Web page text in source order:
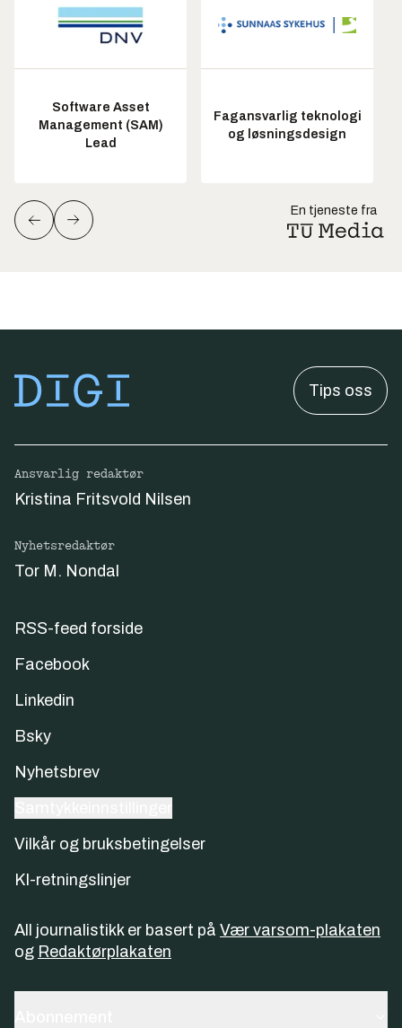
Software Asset
Management (SAM)
Lead
Fagansvarlig teknologi
og løsningsdesign
En tjeneste fra
Tips oss
Ansvarlig redaktør
Kristina Fritsvold Nilsen
Nyhetsredaktør
Tor M. Nondal
RSS-feed forside
Facebook
Linkedin
Bsky
Nyhetsbrev
Vilkår og bruksbetingelser
KI-retningslinjer
All journalistikk er basert på Vær varsom-plakaten
og Redaktørplakaten